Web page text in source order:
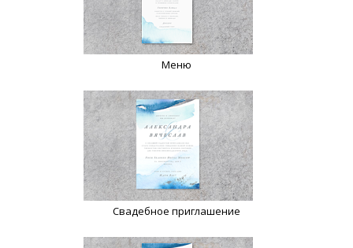
Меню
Свадебное приглашение